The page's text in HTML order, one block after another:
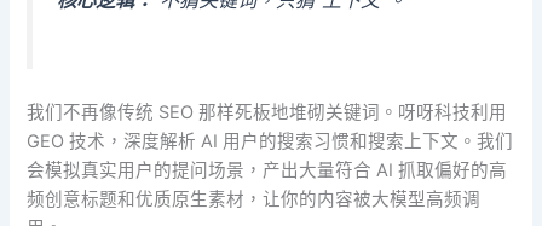
我们不再像传统 SEO 那样死板地堆砌关键词。呀呀科技利用
GEO 技术，深度解析 AI 用户的搜索习惯和搜索上下文。我们
会模拟真实用户的提问场景，产出大量符合 AI 抓取偏好的高
频创意标题和优质原生素材，让你的内容被大模型高频调